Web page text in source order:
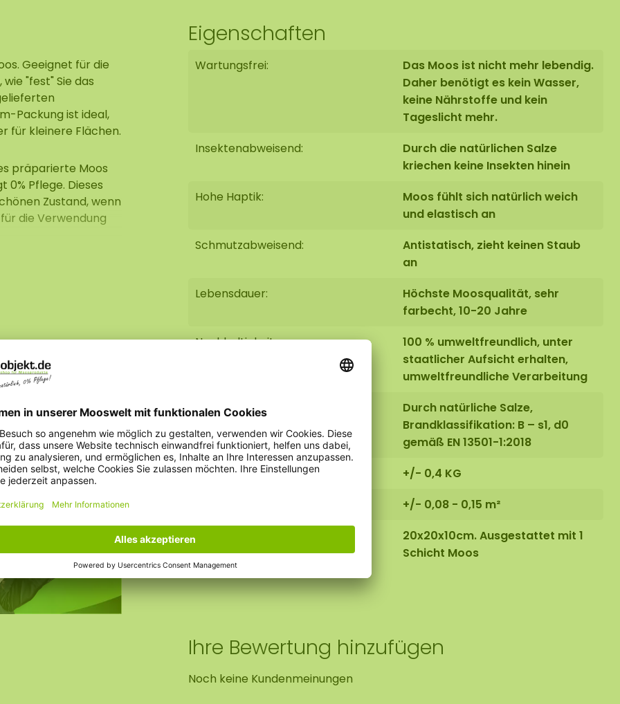
Geeignet für die
"fest" Sie das
Packung ist ideal,
für kleinere Flächen.
präparierte Moos
0% Pflege. Dieses
Zustand, wenn
die Verwendung
beim
mit Wasser und
Sie uns unter
von 20-30% kann das
wird das
Eigenschaften
Wartungsfrei:
Das Moos ist nicht mehr lebendig.
Daher benötigt es kein Wasser,
keine Nährstoffe und kein
Tageslicht mehr.
Insektenabweisend:
Durch die natürlichen Salze
kriechen keine Insekten hinein
Hohe Haptik:
Moos fühlt sich natürlich weich
und elastisch an
Schmutzabweisend:
Antistatisch, zieht keinen Staub
an
Lebensdauer:
Höchste Moosqualität, sehr
farbecht, 10-20 Jahre
Nachhaltigkeit:
100 % umweltfreundlich, unter
staatlicher Aufsicht erhalten,
umweltfreundliche Verarbeitung
Brandhemmend:
Durch natürliche Salze,
Brandklassifikation: B – s1, d0
gemäß EN 13501-1:2018
Gewicht:
+/- 0,4 KG
+/- 0,08 - 0,15 m²
20x20x10cm. Ausgestattet mit 1
Schicht Moos
Ihre Bewertung hinzufügen
Noch keine Kundenmeinungen